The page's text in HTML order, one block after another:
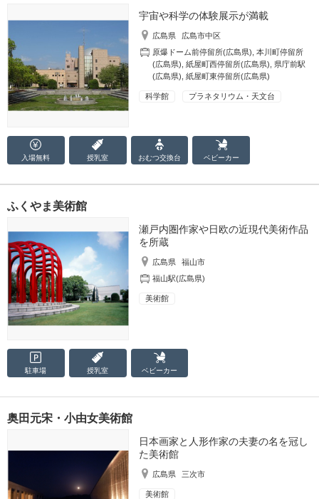
宇宙や科学の体験展示が満載
広島県
広島市中区
原爆ドーム前停留所(広島県) ,本川町停留所
(広島県) ,紙屋町西停留所(広島県)
県庁前駅
(広島県) ,紙屋町東停留所(広島県)
科学館 プラネタリウム・天文台
入場無料 授乳室 おむつ交換台 ベビーカー
ふくやま美術館
瀬戸内圏作家や日欧の近現代美術作品
を所蔵
広島県
福山市
福山駅(広島県)
美術館
駐車場 授乳室 ベビーカー
奥田元宋・小由女美術館
日本画家と人形作家の夫妻の名を冠し
た美術館
広島県 三次市
美術館